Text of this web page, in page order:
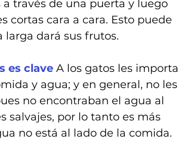
través de una puerta y luego
cortas cara a cara. Esto puede
dará sus frutos.
es clave A los gatos les importa
y agua; y en general, no les
no encontraban el agua al
salvajes, por lo tanto es más
no está al lado de la comida.